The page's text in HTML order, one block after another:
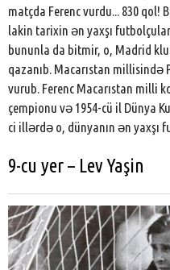
matçda Ferenc vurdu... 830 qol!
lakin tarixin ən yaxşı
bununla da bitmir, o, Madrid
qazanıb. Macarıstan millisində
vurub. Ferenc Macarıstan milli
çempionu və 1954-cü il Dünya
ci illərdə o, dünyanın ən yaxşı
9-cu yer – Lev Yaşin